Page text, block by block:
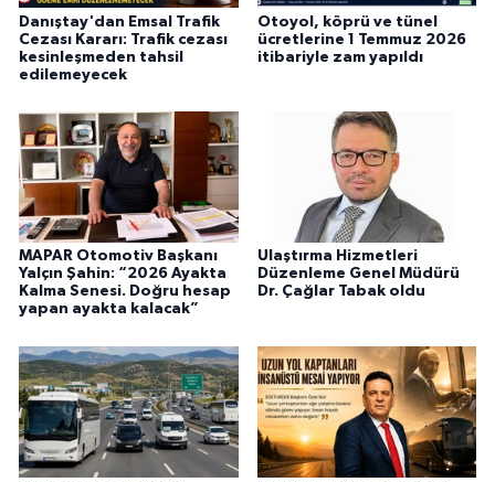
Danıştay'dan Emsal Trafik
Cezası Kararı: Trafik cezası
kesinleşmeden tahsil
edilemeyecek
Otoyol, köprü ve tünel
ücretlerine 1 Temmuz 2026
itibariyle zam yapıldı
MAPAR Otomotiv Başkanı
Yalçın Şahin: “2026 Ayakta
Kalma Senesi. Doğru hesap
yapan ayakta kalacak”
Ulaştırma Hizmetleri
Düzenleme Genel Müdürü
Dr. Çağlar Tabak oldu